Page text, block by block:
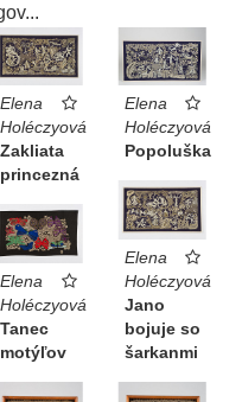
Elena
Holéczyová
Zakliata
princezná
Elena
Holéczyová
Popoluška
Elena
Holéczyová
Jano
bojuje so
šarkanmi
Elena
Holéczyová
Tanec
motýľov